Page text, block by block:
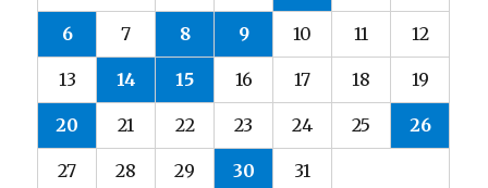
6 7 8 9 10 11 12
13 14 15 16 17 18 19
20 21 22 23 24 25 26
27 28 29 30 31